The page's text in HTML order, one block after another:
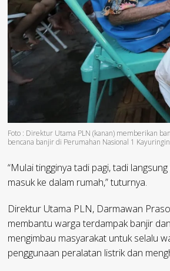
Foto : Direktur Utama PLN (kanan) memberikan
bencana banjir di Perumahan Nasional 1 Kayuringin
“Mulai tingginya tadi pagi, tadi
masuk ke dalam rumah,” tuturnya.
Direktur Utama PLN, Darmawan
membantu warga terdampak banjir
mengimbau masyarakat untuk selalu
penggunaan peralatan listrik dan